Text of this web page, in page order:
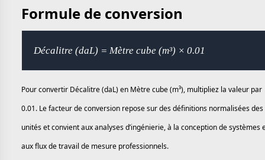
Formule de conversion
Décalitre (daL) = Mètre cube (m³) × 0.01
Pour convertir Décalitre (daL) en Mètre cube (m³), multipliez la valeur par
0.01. Le facteur de conversion repose sur des définitions normalisées des
unités et convient aux analyses d’ingénierie, à la conception de systèmes
aux flux de travail de mesure professionnels.